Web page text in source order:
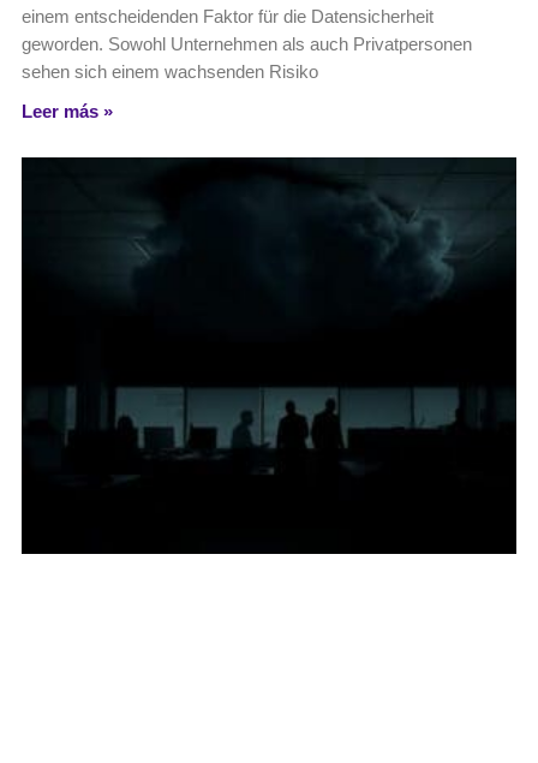
einem entscheidenden Faktor für die Datensicherheit
geworden. Sowohl Unternehmen als auch Privatpersonen
sehen sich einem wachsenden Risiko
Leer más »